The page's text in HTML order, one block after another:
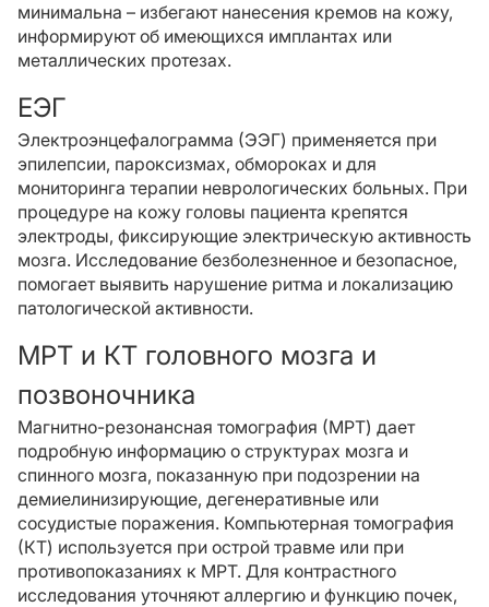
минимальна – избегают нанесения кремов на кожу,
информируют об имеющихся имплантах или
металлических протезах.
ЕЭГ
Электроэнцефалограмма (ЭЭГ) применяется при
эпилепсии, пароксизмах, обмороках и для
мониторинга терапии неврологических больных. При
процедуре на кожу головы пациента крепятся
электроды, фиксирующие электрическую активность
мозга. Исследование безболезненное и безопасное,
помогает выявить нарушение ритма и локализацию
патологической активности.
МРТ и КТ головного мозга и
позвоночника
Магнитно-резонансная томография (МРТ) дает
подробную информацию о структурах мозга и
спинного мозга, показанную при подозрении на
демиелинизирующие, дегенеративные или
сосудистые поражения. Компьютерная томография
(КТ) используется при острой травме или при
противопоказаниях к МРТ. Для контрастного
исследования уточняют аллергию и функцию почек,